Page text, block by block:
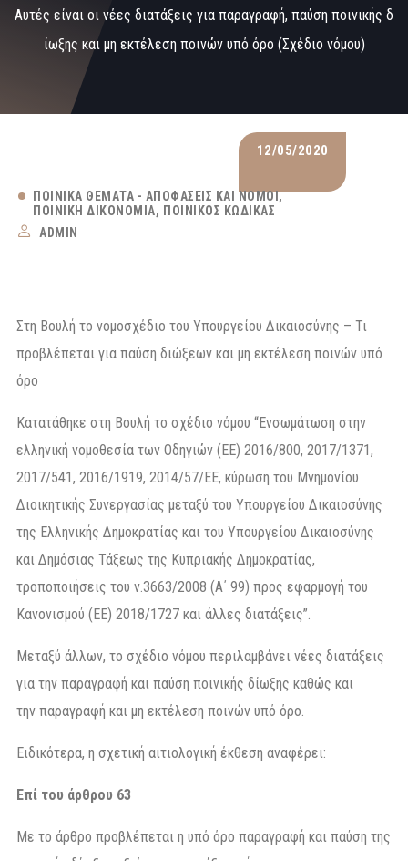
Αυτές είναι οι νέες διατάξεις για παραγραφή, παύση ποινικής δ
ίωξης και μη εκτέλεση ποινών υπό όρο (Σχέδιο νόμου)
12/05/2020
ΠΟΙΝΙΚΆ ΘΈΜΑΤΑ - ΑΠΟΦΆΣΕΙΣ ΚΑΙ ΝΌΜΟΙ
ΠΟΙΝΙΚΉ ΔΙΚΟΝΟΜΊΑ
ΠΟΙΝΙΚΌΣ ΚΏΔΙΚΑΣ
ADMIN
Στη Βουλή το νομοσχέδιο του Υπουργείου Δικαιοσύνης – Τι
προβλέπεται για παύση διώξεων και μη εκτέλεση ποινών υπό
όρο
Κατατάθηκε στη Βουλή το σχέδιο νόμου “Ενσωμάτωση στην
ελληνική νομοθεσία των Οδηγιών (ΕΕ) 2016/800, 2017/1371,
2017/541, 2016/1919, 2014/57/ΕΕ, κύρωση του Μνημονίου
Διοικητικής Συνεργασίας μεταξύ του Υπουργείου Δικαιοσύνης
της Ελληνικής Δημοκρατίας και του Υπουργείου Δικαιοσύνης
και Δημόσιας Τάξεως της Κυπριακής Δημοκρατίας,
τροποποιήσεις του ν.3663/2008 (Α΄ 99) προς εφαρμογή του
Κανονισμού (ΕΕ) 2018/1727 και άλλες διατάξεις”.
Μεταξύ άλλων, το σχέδιο νόμου περιλαμβάνει νέες διατάξεις
για την παραγραφή και παύση ποινικής δίωξης καθώς και
την παραγραφή και μη εκτέλεση ποινών υπό όρο.
Ειδικότερα, η σχετική αιτιολογική έκθεση αναφέρει:
Επί του άρθρου 63
Με το άρθρο προβλέπεται η υπό όρο παραγραφή και παύση της